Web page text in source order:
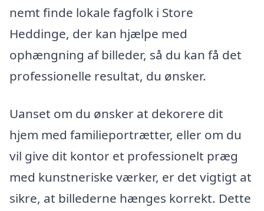
nemt finde lokale fagfolk i Store
Heddinge, der kan hjælpe med
ophængning af billeder, så du kan få det
professionelle resultat, du ønsker.
Uanset om du ønsker at dekorere dit
hjem med familieportrætter, eller om du
vil give dit kontor et professionelt præg
med kunstneriske værker, er det vigtigt at
sikre, at billederne hænges korrekt. Dette